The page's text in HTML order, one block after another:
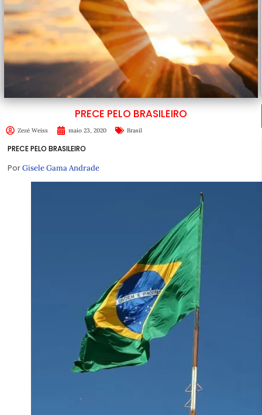
PRECE PELO BRASILEIRO
Zezé Weiss maio 23, 2020 Brasil
PRECE PELO BRASILEIRO
PorGisele Gama Andrade